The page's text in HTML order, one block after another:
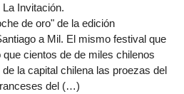
Invitación.
de oro" de la edición
a Mil. El mismo festival que
cientos de de miles chilenos
la capital chilena las proezas del
del (…)